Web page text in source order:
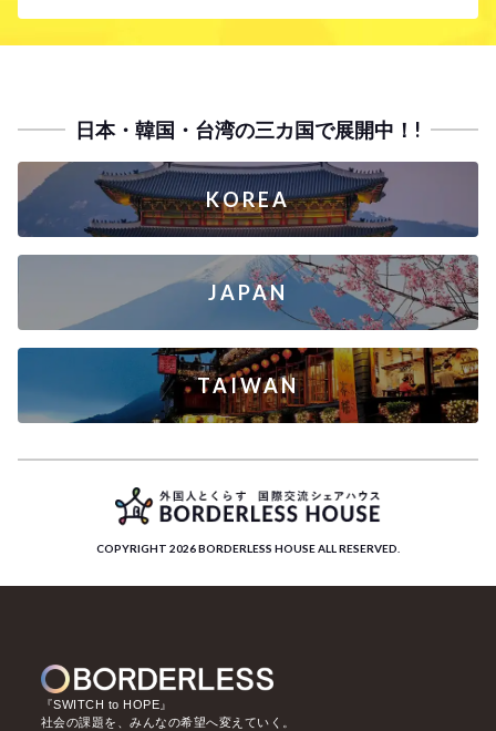
日本・韓国・台湾の三カ国で展開中！!
KOREA
JAPAN
TAIWAN
COPYRIGHT 2026 BORDERLESS HOUSE ALL RESERVED.
『SWITCH to HOPE』
社会の課題を、みんなの希望へ変えていく。